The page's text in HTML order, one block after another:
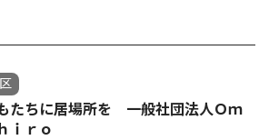
たちに居場所を 一般社団法人Ｏｍ
ｉｒｏ